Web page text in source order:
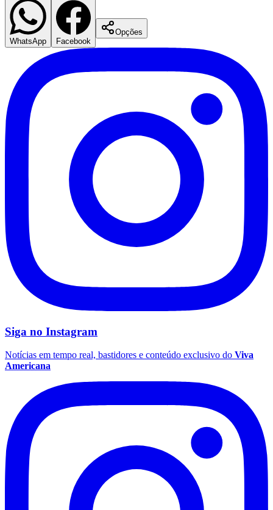
Fluminense
WhatsApp Facebook
Opções
Siga no Instagram
Notícias em tempo real, bastidores e conteúdo exclusivo do Viva
Americana